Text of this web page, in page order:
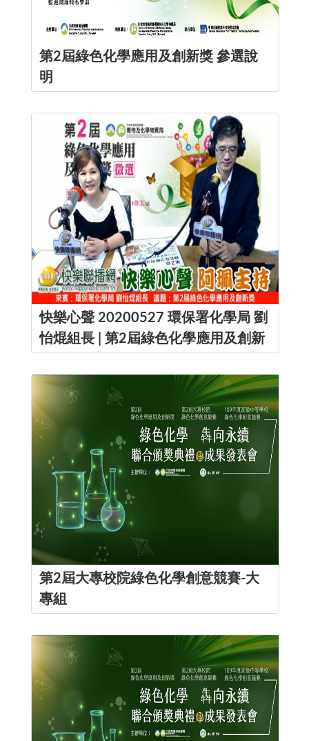
第2屆綠色化學應用及創新獎 參選說
明
快樂心聲 20200527 環保署化學局 劉
怡焜組長 | 第2屆綠色化學應用及創新
第2屆大專校院綠色化學創意競賽-大
專組